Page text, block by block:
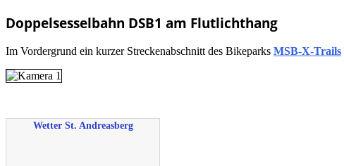
Doppelsesselbahn DSB1 am Flutlichthang
Im Vordergrund ein kurzer Streckenabschnitt des Bikeparks MSB-X-Trails
Wetter St. Andreasberg